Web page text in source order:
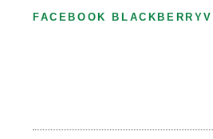
FACEBOOK